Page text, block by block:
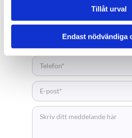
Tillåt urval
Endast nödvändiga